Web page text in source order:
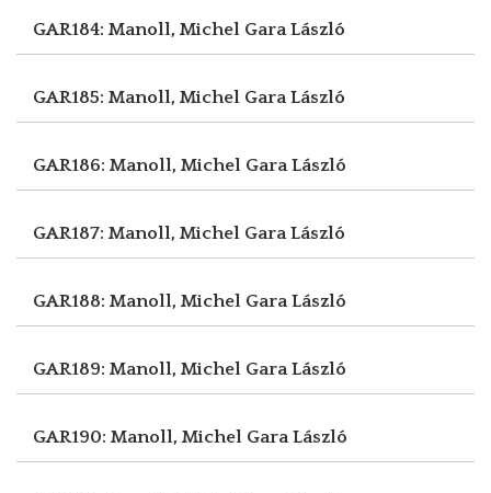
GAR184: Manoll, Michel Gara László
GAR185: Manoll, Michel Gara László
GAR186: Manoll, Michel Gara László
GAR187: Manoll, Michel Gara László
GAR188: Manoll, Michel Gara László
GAR189: Manoll, Michel Gara László
GAR190: Manoll, Michel Gara László